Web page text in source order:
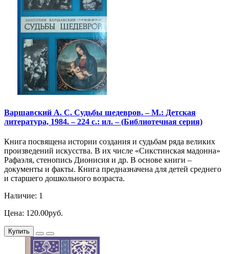
Варшавский А. С. Судьбы шедевров. – М.: Детская
литература, 1984. – 224 с.: ил. – (Библиотечная серия)
Книга посвящена истории создания и судьбам ряда великих
произведений искусства. В их числе «Сикстинская мадонна»
Рафаэля, стенопись Дионисия и др. В основе книги –
документы и факты. Книга предназначена для детей среднего
и старшего дошкольного возраста.
Наличие: 1
Цена: 120.00руб.
Купить